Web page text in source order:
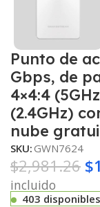
Punto de
Gbps, de
4×4:4
(2.4GHz)
nube
SKU: GWN7624
$2,981.26 $
incluido
403 disponibles